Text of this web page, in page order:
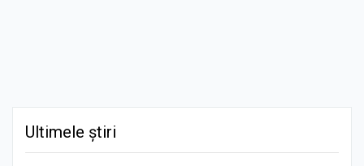
Ultimele știri